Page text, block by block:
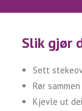
Slik gjør
Sett
Rør
Kjevle ut